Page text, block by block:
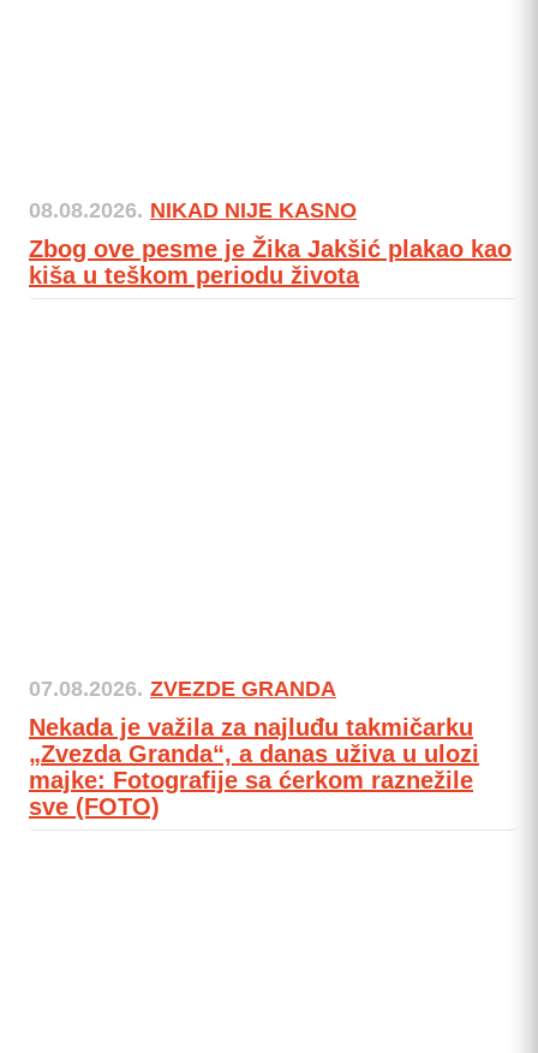
08.08.2026. NIKAD NIJE KASNO
Zbog ove pesme je Žika Jakšić plakao kao
kiša u teškom periodu života
07.08.2026. ZVEZDE GRANDA
Nekada je važila za najluđu takmičarku
„Zvezda Granda“, a danas uživa u ulozi
majke: Fotografije sa ćerkom raznežile
sve (FOTO)